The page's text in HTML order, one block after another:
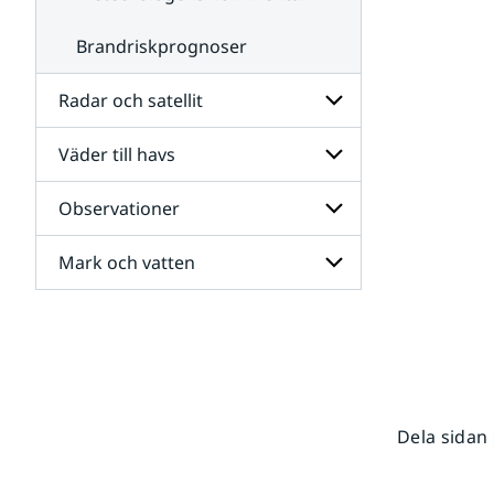
Brandriskprognoser
Radar och satellit
Undersidor
för
Radar
och
satellit
Väder till havs
Undersidor
för
Väder
till
havs
Observationer
Undersidor
för
Mark och vatten
Dela sidan